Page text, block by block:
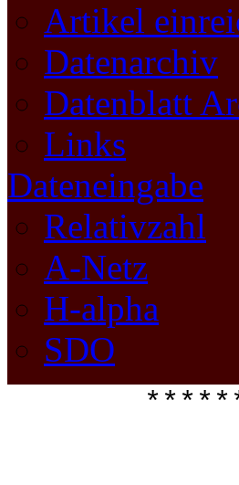
Artikel
Datenarchiv
Datenblatt
Links
Dateneingabe
Relativzahl
A-Netz
H-alpha
SDO